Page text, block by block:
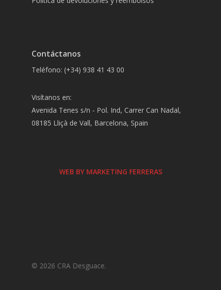
Contáctanos
Teléfono: (+34) 938 41 43 00
Visítanos en:
Avenida Tenes s/n - Pol. Ind, Carrer Can Nadal,
08185 Lliçà de Vall, Barcelona, Spain
WEB BY MARKETING FERRERAS
© 2026 CRA Desguace.